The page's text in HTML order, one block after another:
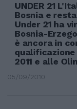
UNDER 21
Bosnia e
Under 21 ha
Bosnia-
è ancora in
2011 e alle
05/09/2010